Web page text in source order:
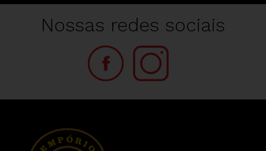
Nossas redes sociais